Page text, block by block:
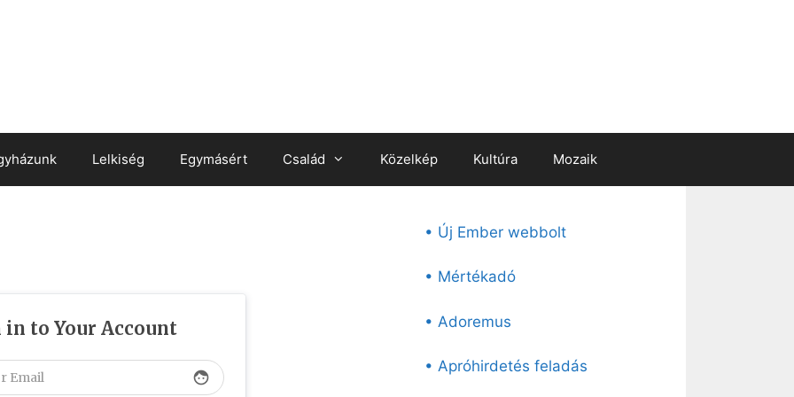
Lelkiség Egymásért Család Közelkép Kultúra Mozaik
in to Your Account
face
• Új Ember webbolt
• Mértékadó
• Adoremus
• Apróhirdetés feladás